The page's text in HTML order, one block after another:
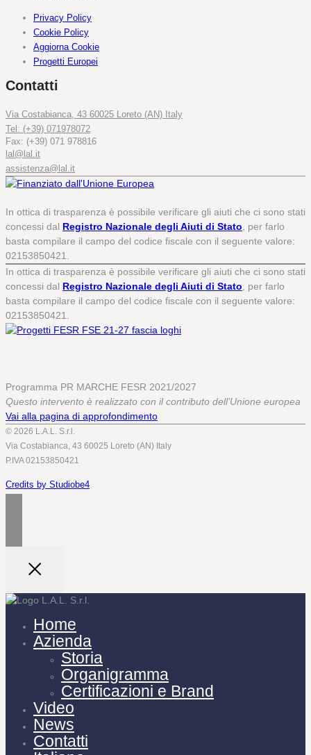
Privacy Policy
Cookie Policy
Aggiorna Cookie
Progetti Europei
Contatti
Via Costabianca, 43 60025 Loreto (AN) Italy
Tel: (+39) 071978072
Fax: (+39) 071 978816
lal@lal.it
assistenza@lal.it
In ottica di trasparenza è possibile verificare gli aiuti che ci sono stati
concessi dal Registro Nazionale degli Aiuti di Stato, per farlo
basta compilare il campo del codice fiscale con il seguente valore:
02153850421.
In ottica di trasparenza è possibile verificare gli aiuti che ci sono stati
concessi dal Registro Nazionale degli Aiuti di Stato, per farlo
basta compilare il campo del codice fiscale con il seguente valore:
02153850421.
Programma PR MARCHE FESR 2021/2027
Questo intervento è realizzato con il contributo dell’Unione europea
Vai alla pagina di approfondimento
© 2026 L.A.L. S.r.l.
Via Costabianca, 43 60025 Loreto (AN) Italy
P.IVA 02153850421
Credits by Studiobe4
Home
Azienda
Storia
Organigramma
Certificazioni e Brand
Video
News
Contatti